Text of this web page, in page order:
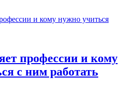
профессии и кому
с ним работать